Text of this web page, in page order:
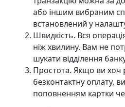
або іншим вибраним
встановлений у
Швидкість. Вся
ніж хвилину. Вам не
шукати відділення
Простота. Якщо ви хоч
безконтактну оплату,
поповненням картки